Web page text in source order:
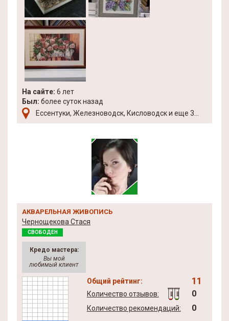
На сайте: 6 лет
Был: более суток назад
Ессентуки, Железноводск, Кисловодск и еще 3...
АКВАРЕЛЬНАЯ ЖИВОПИСЬ
Чернощекова Стася
СВОБОДЕН
Кредо мастера:
Вы мой
любимый клиент
Общий рейтинг: 11
Количество отзывов: 0
Количество рекомендаций: 0